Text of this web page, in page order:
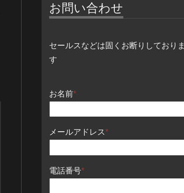
お問い合わせ
セールスなどは固くお断りしておりま
す
お名前*
メールアドレス*
電話番号*